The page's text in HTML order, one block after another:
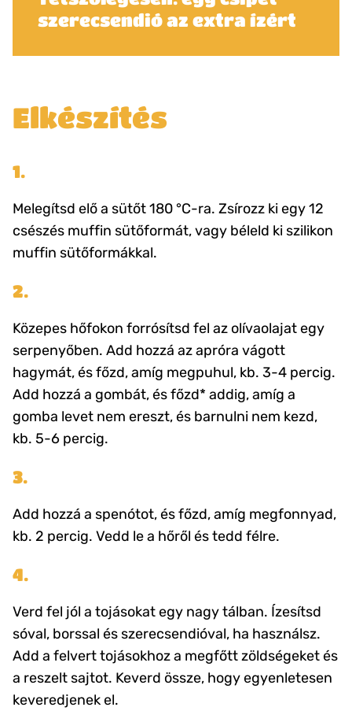
Elkészítés
1.
Melegítsd elő a sütőt 180 °C-ra. Zsírozz ki egy 12
csészés muffin sütőformát, vagy béleld ki szilikon
muffin sütőformákkal.
2.
Közepes hőfokon forrósítsd fel az olívaolajat egy
serpenyőben. Add hozzá az apróra vágott
hagymát, és főzd, amíg megpuhul, kb. 3-4 percig.
Add hozzá a gombát, és főzd* addig, amíg a
gomba levet nem ereszt, és barnulni nem kezd,
kb. 5-6 percig.
3.
Add hozzá a spenótot, és főzd, amíg megfonnyad,
kb. 2 percig. Vedd le a hőről és tedd félre.
4.
Verd fel jól a tojásokat egy nagy tálban. Ízesítsd
sóval, borssal és szerecsendióval, ha használsz.
Add a felvert tojásokhoz a megfőtt zöldségeket és
a reszelt sajtot. Keverd össze, hogy egyenletesen
keveredjenek el.
szerecsendió az extra ízért